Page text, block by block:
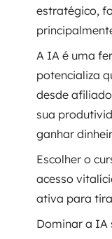
Sustentar
SRE / DevOps
Monitoramento
Suporte a banco
FinOps
Billing Cloud
estratégico,
A IA é uma
potencializa
desde
sua
ganhar
Escolher o
acesso
ativa para
Dominar a IA